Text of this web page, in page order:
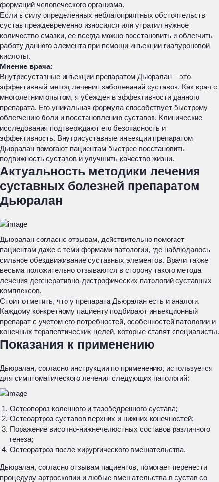
формаций человеческого организма.
Если в силу определенных неблагоприятных обстоятельств
сустав преждевременно износился или утратил нужное
количество смазки, ее всегда можно восстановить и облегчить
работу данного элемента при помощи инъекции гиалуроновой
кислоты.
Мнение врача:
Внутрисуставные инъекции препаратом Дьюралан – это
эффективный метод лечения заболеваний суставов. Как врач с
многолетним опытом, я убежден в эффективности данного
препарата. Его уникальная формула способствует быстрому
облегчению боли и восстановлению суставов. Клинические
исследования подтверждают его безопасность и
эффективность. Внутрисуставные инъекции препаратом
Дьюралан помогают пациентам быстрее восстановить
подвижность суставов и улучшить качество жизни.
Актуальность методики лечения
суставных болезней препаратом
Дьюралан
Дьюралан согласно отзывам, действительно помогает
пациентам даже с теми формами патологии, где наблюдалось
сильное обездвиживание суставных элементов. Врачи также
весьма положительно отзываются в сторону такого метода
лечения дегенеративно-дистрофических патологий суставных
комплексов.
Стоит отметить, что у препарата Дьюралан есть и аналоги.
Каждому конкретному пациенту подбирают инъекционный
препарат с учетом его потребностей, особенностей патологии и
конечных терапевтических целей, которые ставят специалисты.
Показания к применению
Дьюралан, согласно инструкции по применению, используется
для симптоматического лечения следующих патологий:
Остеопороз коленного и тазобедренного сустава;
Остеоартроз суставов верхних и нижних конечностей;
Поражение височно-нижнечелюстных составов различного
генеза;
Остеоратроз после хирургического вмешательства.
Дьюралан, согласно отзывам пациентов, помогает перенести
процедуру артроскопии и любые вмешательства в сустав со